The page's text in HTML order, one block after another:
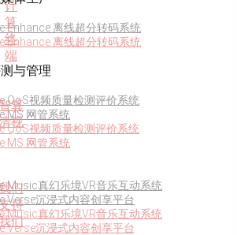
Enhance 离线超分转码系统
Enhance 离线超分转码系统
与管理
QoS视频质量检测评价系统
MS 网管系统
QoS视频质量检测评价系统
MS 网管系统
Music真幻乐境VR音乐互动系统
Verse沉浸式内容创享平台
Music真幻乐境VR音乐互动系统
Verse沉浸式内容创享平台
计
算
终
端
算
视
们
持
们